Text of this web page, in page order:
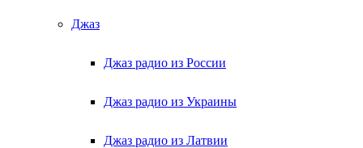
Джаз
Джаз радио из России
Джаз радио из Украины
Джаз радио из Латвии